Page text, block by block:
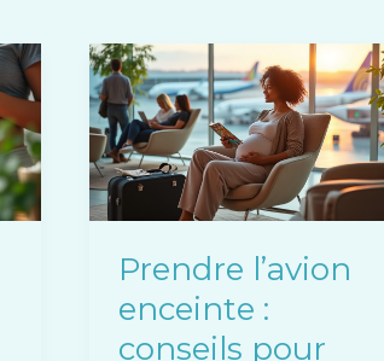
Prendre l’avion
enceinte :
conseils pour
Prendre
l’avion
enceinte
:
conseils
voyage
serein